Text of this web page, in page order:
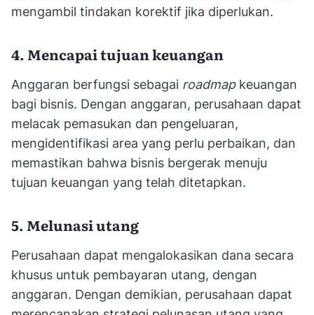
mengambil tindakan korektif jika diperlukan.
4. Mencapai tujuan keuangan
Anggaran berfungsi sebagai roadmap keuangan
bagi bisnis. Dengan anggaran, perusahaan dapat
melacak pemasukan dan pengeluaran,
mengidentifikasi area yang perlu perbaikan, dan
memastikan bahwa bisnis bergerak menuju
tujuan keuangan yang telah ditetapkan.
5. Melunasi utang
Perusahaan dapat mengalokasikan dana secara
khusus untuk pembayaran utang, dengan
anggaran. Dengan demikian, perusahaan dapat